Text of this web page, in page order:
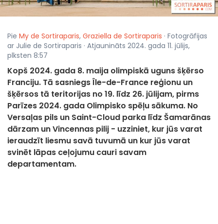
Pie My de Sortiraparis, Graziella de Sortiraparis · Fotogrāfijas
ar Julie de Sortiraparis · Atjaunināts 2024. gada 11. jūlijs,
plksten 8:57
Kopš 2024. gada 8. maija olimpiskā uguns šķērso
Franciju. Tā sasniegs Île-de-France reģionu un
šķērsos tā teritorijas no 19. līdz 26. jūlijam, pirms
Parīzes 2024. gada Olimpisko spēļu sākuma. No
Versaļas pils un Saint-Cloud parka līdz Šamarānas
dārzam un Vincennas pilij - uzziniet, kur jūs varat
ieraudzīt liesmu savā tuvumā un kur jūs varat
svinēt lāpas ceļojumu cauri savam
departamentam.